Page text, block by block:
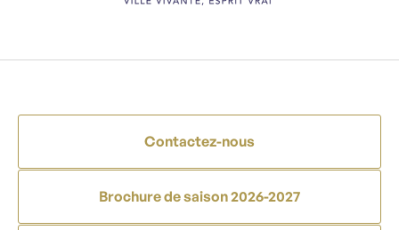
Contactez-nous
Brochure de saison 2026-2027